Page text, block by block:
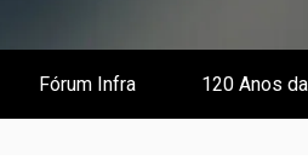
Fórum Infra 120 Anos